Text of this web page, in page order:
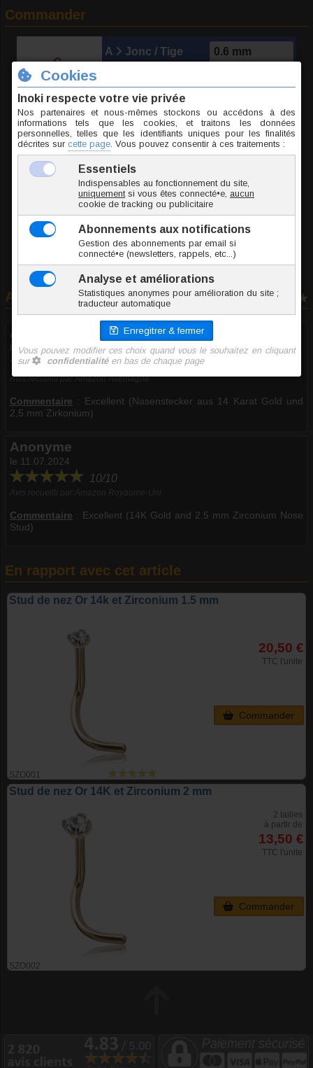
Commander
A Jonc / Tige
C Élément
SZO003-0.6/6/2.5
0.1 g
23.50 €
Ajouter au panier
Avis clients 2 avis
Anonyme
le 11.05.2026
10/10
Avis recueilli par Amazon Allemagne
Commentaire : Excellent (Nasenstecker aus 14 Karat Gold und
2,5 mm Zirkonium)
Anonyme
le 11.07.2024
10/10
Commentaire : Excellent (14K Gold and 2.5 mm Zirconium Nose
Stud)
En rapport avec cet article
Stud de nez Or 14k et Zirconium 1.5 mm
SZO001
20,50 €
TTC l'unite
Commander
Stud de nez Or 14K et Zirconium 2 mm
SZO002
2 tailles
à partir de
13,50 €
TTC l'unite
Commander